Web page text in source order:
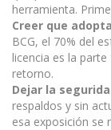
herramienta.
Creer que
BCG, el 70% del
licencia es la
retorno.
Dejar la
respaldos y sin
esa exposición se